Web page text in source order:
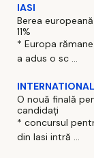
IASI
Berea
11%
* Europa
a adus o sc ...
INTERNATIONAL
O nouă finală
candidați
* concursul
din Iasi intră ...